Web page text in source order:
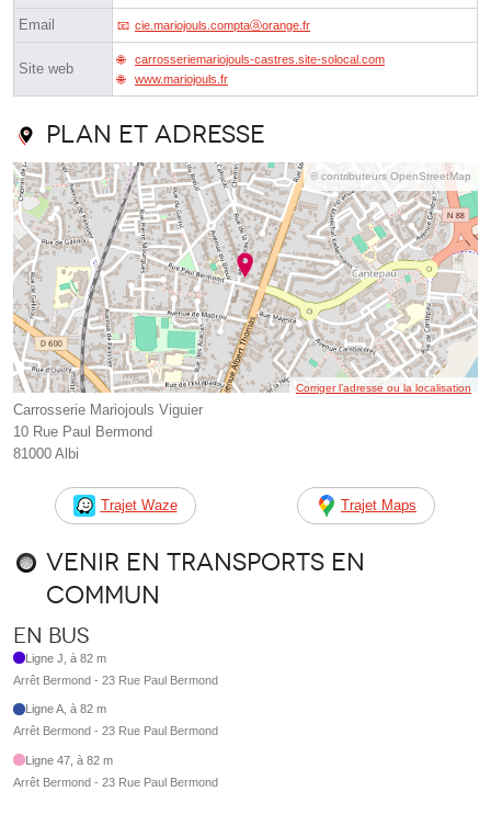
Email cie.mariojouls.comptaⓐorange.fr
Site web
carrosseriemariojouls-castres.site-solocal.com
www.mariojouls.fr
Plan et adresse
© contributeurs OpenStreetMap
Corriger l’adresse ou la localisation
Carrosserie Mariojouls Viguier
10 Rue Paul Bermond
81000 Albi
Trajet Waze Trajet Maps
Venir en transports en
commun
En bus
Ligne J, à 82 m
Arrêt Bermond - 23 Rue Paul Bermond
Ligne A, à 82 m
Arrêt Bermond - 23 Rue Paul Bermond
Ligne 47, à 82 m
Arrêt Bermond - 23 Rue Paul Bermond